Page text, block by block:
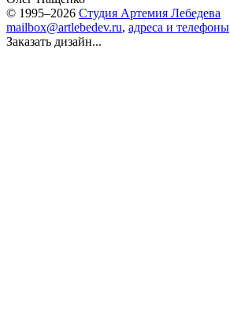
© 1995–2026 Студия Артемия Лебедева
mailbox@artlebedev.ru, адреса и телефоны
Заказать дизайн...